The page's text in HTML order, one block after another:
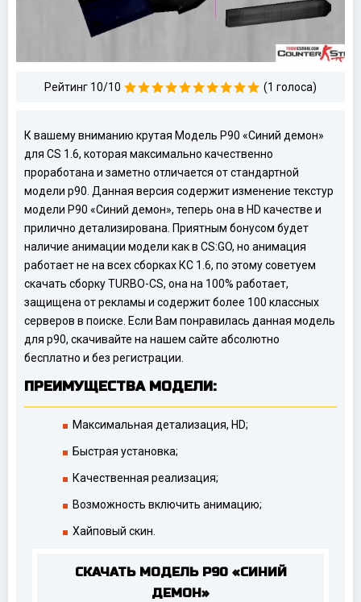
Рейтинг 10/10 (1 голоса)
К вашему вниманию крутая Модель P90 «Синий демон»
для CS 1.6, которая максимально качественно
проработана и заметно отличается от стандартной
модели p90. Данная версия содержит изменение текстур
модели P90 «Синий демон», теперь она в HD качестве и
прилично детализирована. Приятным бонусом будет
наличие анимации модели как в CS:GO, но анимация
работает не на всех сборках КС 1.6, по этому советуем
скачать сборку TURBO-CS, она на 100% работает,
защищена от рекламы и содержит более 100 классных
серверов в поиске. Если Вам понравилась данная модель
для p90, скачивайте на нашем сайте абсолютно
бесплатно и без регистрации.
ПРЕИМУЩЕСТВА МОДЕЛИ:
Максимальная детализация, HD;
Быстрая установка;
Качественная реализация;
Возможность включить анимацию;
Хайповый скин.
СКАЧАТЬ МОДЕЛЬ P90 «СИНИЙ
ДЕМОН»